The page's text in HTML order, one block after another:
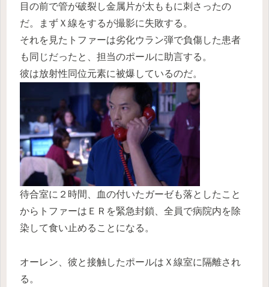
目の前で管が破裂し金属片が太ももに刺さったの
だ。まずＸ線をするが撮影に失敗する。
それを見たトファーは劣化ウラン弾で負傷した患者
も同じだったと、担当のポールに助言する。
彼は放射性同位元素に被爆しているのだ。
待合室に２時間、血の付いたガーゼも落としたこと
からトファーはＥＲを緊急封鎖、全員で病院内を除
染して食い止めることになる。
オーレン、彼と接触したポールはＸ線室に隔離され
る。